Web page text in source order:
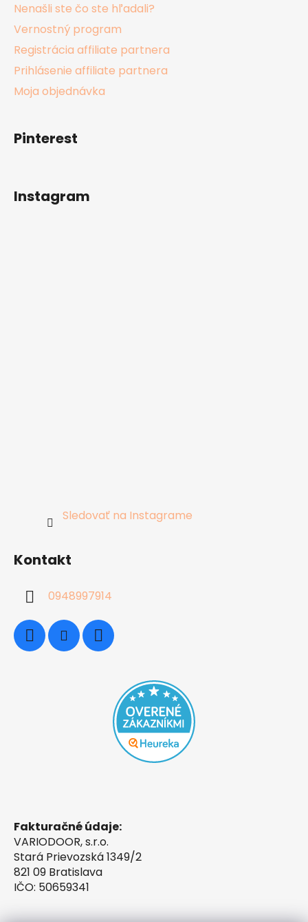
Nenašli ste čo ste hľadali?
Vernostný program
Registrácia affiliate partnera
Prihlásenie affiliate partnera
Moja objednávka
Pinterest
Instagram
Sledovať na Instagrame
Kontakt
0948997914
Fakturačné údaje:
VARIODOOR, s.r.o.
Stará Prievozská 1349/2
821 09 Bratislava
IČO: 50659341